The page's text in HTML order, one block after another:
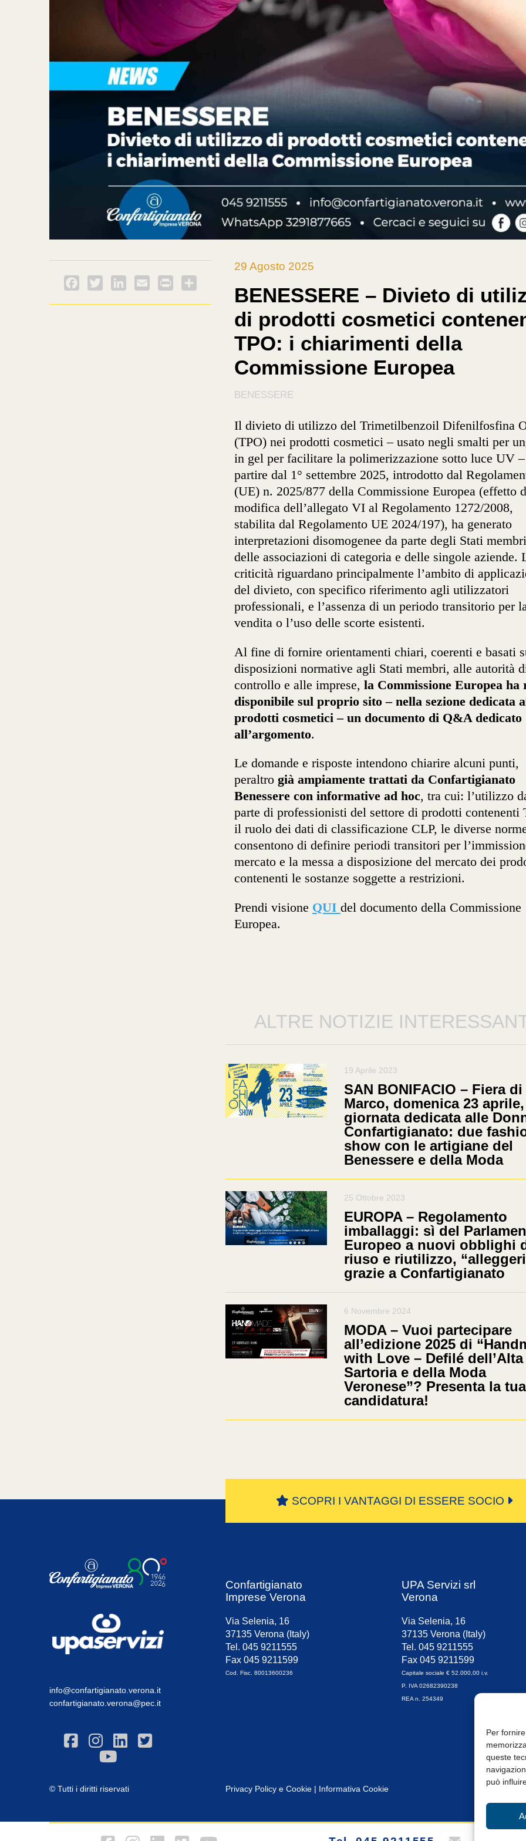
Per
queste
può
Facebook
Twitter LinkedInEmail PrintFriendly
29 Agosto 2025
BENESSERE – Divieto di
di prodotti cosmetici
TPO: i chiarimenti della
Commissione Europea
BENESSERE
Il divieto di utilizzo del Trimetilbenzoil Difenilfosfina
(TPO) nei prodotti cosmetici – usato negli smalti per
in gel per facilitare la polimerizzazione sotto luce UV
partire dal 1° settembre 2025, introdotto dal
(UE) n. 2025/877 della Commissione Europea (effetto
modifica dell’allegato VI al Regolamento 1272/2008,
stabilita dal Regolamento UE 2024/197), ha generato
interpretazioni disomogenee da parte degli Stati
delle associazioni di categoria e delle singole aziende.
criticità riguardano principalmente l’ambito di
del divieto, con specifico riferimento agli utilizzatori
professionali, e l’assenza di un periodo transitorio per
vendita o l’uso delle scorte esistenti.
Al fine di fornire orientamenti chiari, coerenti e basati
disposizioni normative agli Stati membri, alle autorità
controllo e alle imprese, la Commissione Europea ha
disponibile sul proprio sito – nella sezione dedicata
prodotti cosmetici – un documento di Q&A dedicato
all’argomento.
Le domande e risposte intendono chiarire alcuni punti,
peraltro già ampiamente trattati da Confartigianato
Benessere con informative ad hoc, tra cui: l’utilizzo
parte di professionisti del settore di prodotti contenenti
il ruolo dei dati di classificazione CLP, le diverse
consentono di definire periodi transitori per
mercato e la messa a disposizione del mercato dei
contenenti le sostanze soggette a restrizioni.
Prendi visione QUI del documento della Commissione
Europea.
ALTRE NOTIZIE
19 Aprile 2023
SAN BONIFACIO – Fiera di
Marco, domenica 23 aprile,
giornata dedicata alle
Confartigianato: due
show con le artigiane del
Benessere e della Moda
25 Ottobre 2023
EUROPA – Regolamento
imballaggi: sì del
Europeo a nuovi obblighi
riuso e riutilizzo,
grazie a Confartigianato
6 Novembre 2024
MODA – Vuoi partecipare
all’edizione 2025 di
with Love – Defilé dell’Alta
Sartoria e della Moda
Veronese”? Presenta la tua
candidatura!
SCOPRI I VANTAGGI DI ESSERE SOCIO
info@confartigianato.verona.it
confartigianato.verona@pec.it
Confartigianato
Imprese Verona
Via Selenia, 16
37135 Verona (Italy)
Tel. 045 9211555
Fax 045 9211599
Cod. Fisc. 80013600236
UPA Servizi srl
Verona
Via Selenia, 16
37135 Verona (Italy)
Tel. 045 9211555
Fax 045 9211599
Capitale sociale € 52.000,00 i.v.
P. IVA 02682390238
REA n. 254349
© Tutti i diritti riservati Privacy Policy e Cookie | Informativa Cookie